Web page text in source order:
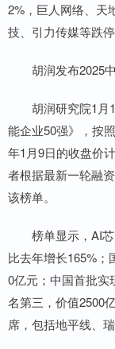
2%，巨人网络、天
技、引力传媒等跌停
胡润发布2025中
胡润研究院1月
能企业50强》，按
年1月9日的收盘价
者根据最新一轮融
该榜单。
榜单显示，AI芯
比去年增长165%；
0亿元；中国首批实
名第三，价值2500
席，包括地平线、